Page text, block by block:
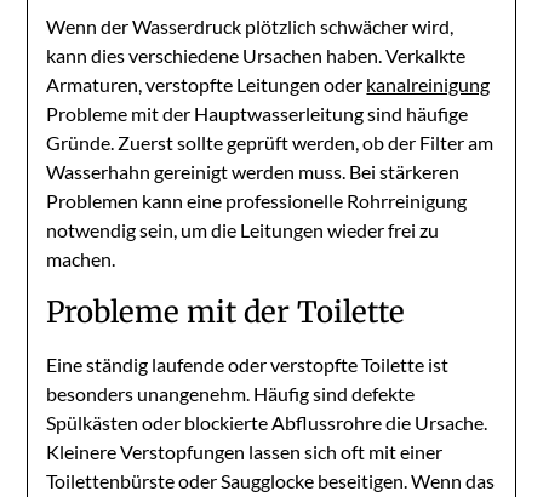
Wenn der Wasserdruck plötzlich schwächer wird,
kann dies verschiedene Ursachen haben. Verkalkte
Armaturen, verstopfte Leitungen oder kanalreinigung
Probleme mit der Hauptwasserleitung sind häufige
Gründe. Zuerst sollte geprüft werden, ob der Filter am
Wasserhahn gereinigt werden muss. Bei stärkeren
Problemen kann eine professionelle Rohrreinigung
notwendig sein, um die Leitungen wieder frei zu
machen.
Probleme mit der Toilette
Eine ständig laufende oder verstopfte Toilette ist
besonders unangenehm. Häufig sind defekte
Spülkästen oder blockierte Abflussrohre die Ursache.
Kleinere Verstopfungen lassen sich oft mit einer
Toilettenbürste oder Saugglocke beseitigen. Wenn das